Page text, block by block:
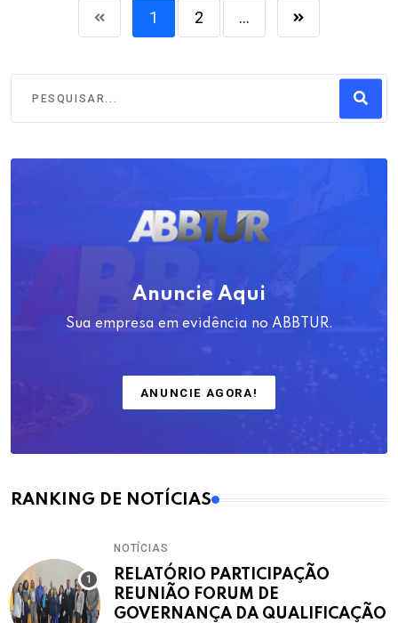
1 2 ...
Anuncie Aqui
Sua empresa em evidência no ABBTUR.
ANUNCIE AGORA!
RANKING DE NOTÍCIAS
NOTÍCIAS
RELATÓRIO PARTICIPAÇÃO
REUNIÃO FORUM DE
GOVERNANÇA DA QUALIFICAÇÃO